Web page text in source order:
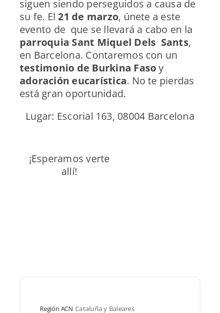
siguen siendo perseguidos a causa de
su fe. El21 de marzo, únete a este
evento de que se llevará a cabo en la
parroquia Sant Miquel Dels Sants,
en Barcelona. Contaremos con un
testimonio de Burkina Fasoy
adoración eucarística. No te pierdas
está gran oportunidad.
Lugar: Escorial 163, 08004 Barcelona
¡Esperamos verte
allí!
Región ACN Cataluña y Baleares